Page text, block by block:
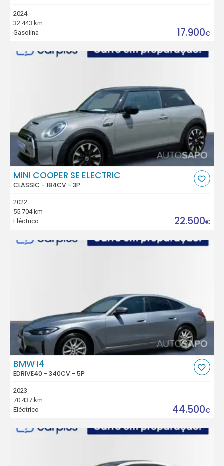
2024
32.443 km
Gasolina
17.900€
MINI COOPER SE ELECTRIC
CLASSIC - 184CV - 3P
2022
55.704 km
Eléctrico
22.500€
BMW I4
EDRIVE40 - 340CV - 5P
2023
70.437 km
Eléctrico
44.500€